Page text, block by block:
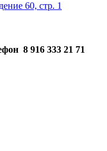
60, стр. 1
8 916 333 21 71